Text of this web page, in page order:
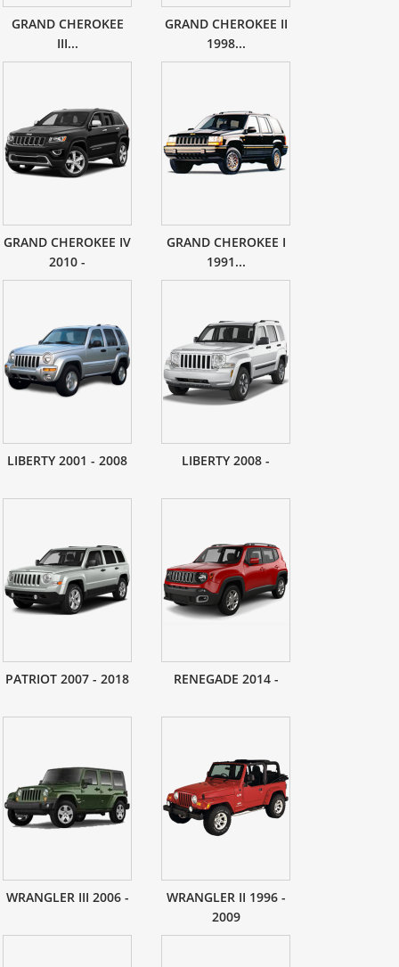
GRAND CHEROKEE
III...
GRAND CHEROKEE II
1998...
GRAND CHEROKEE IV
2010 -
GRAND CHEROKEE I
1991...
LIBERTY 2001 - 2008 LIBERTY 2008 -
PATRIOT 2007 - 2018 RENEGADE 2014 -
WRANGLER III 2006 -
WRANGLER II 1996 -
2009